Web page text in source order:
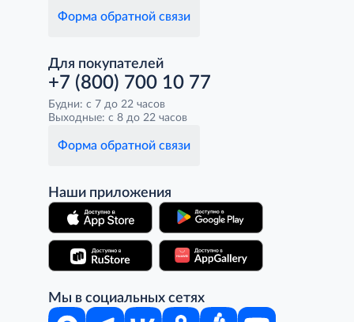
Форма обратной связи
Для покупателей
+7 (800) 700 10 77
Будни: с 7 до 22 часов
Выходные: с 8 до 22 часов
Форма обратной связи
Наши приложения
Мы в социальных сетях